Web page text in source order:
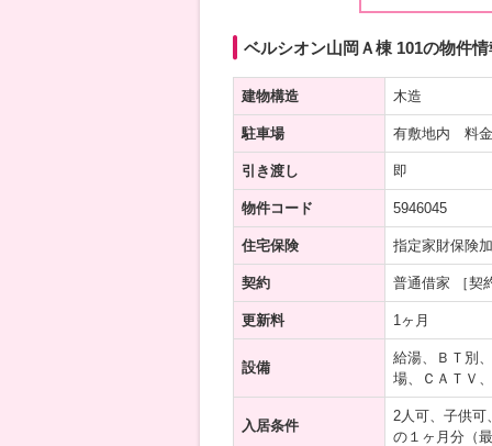
ベルシオン山岡Ａ棟 101の物件情
建物構造 木造
駐車場 有敷地内 料金
引き渡し 即
物件コード 5946045
住宅保険 指定家財保険
契約 普通借家 ［契
更新料 1ヶ月
設備
給湯、ＢＴ別
場、ＣＡＴＶ
入居条件
2人可、子供
の１ヶ月分（